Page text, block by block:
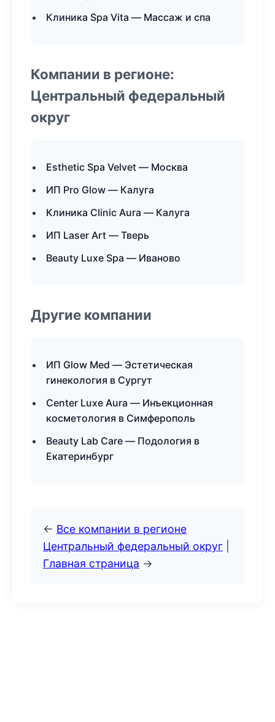
Клиника Spa Vita — Массаж и спа
Компании в регионе:
Центральный федеральный
округ
Esthetic Spa Velvet — Москва
ИП Pro Glow — Калуга
Клиника Clinic Aura — Калуга
ИП Laser Art — Тверь
Beauty Luxe Spa — Иваново
Другие компании
ИП Glow Med — Эстетическая
гинекология в Сургут
Center Luxe Aura — Инъекционная
косметология в Симферополь
Beauty Lab Care — Подология в
Екатеринбург
← Все компании в регионе
Центральный федеральный округ
Главная страница →